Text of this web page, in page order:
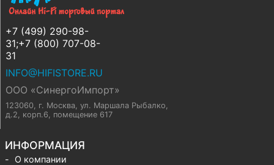
+7 (499) 290-98-
31;+7 (800) 707-08-
31
INFO@HIFISTORE.RU
ООО «СинергоИмпорт»
123060, г. Москва, ул. Маршала Рыбалко,
д.2, корп.6, помещение 617
ИНФОРМАЦИЯ
О компании